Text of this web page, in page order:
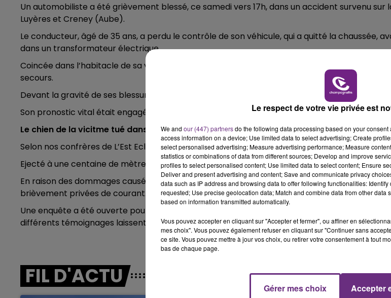
6h00 - 10h00
LA FAMILLE
10h00 - 14h00
Un automobiliste a été grièvement blessé, ce samedi vers 17h, dans un accident survenu sur
Luyères et Creney (Aube).
Le conducteur, âgé de 35 ans, a perdu le contrôle de son véhicule, qui a quitté la chaussée,
dans un transformateur électrique.
Coincée dans l’habitacle de sa voiture, la victime a dû être désincarcérée avant d’être prise
secours.
Devant la gravité de ses blessures, la décision a été prise de l’héliporter au CHU de Reims.
Son pronostic vital était engagé.
Le chien de la vicitme tué dans l'accident
Selon nos confrères de L’Est Eclair, le chien de l’automobiliste se trouvait également à bord.
Ejecté à une centaine de mètres du lieu de l’accident, l’animal a été tué sur le coup.
En raison des dommages causés au transformateur électrique, les communes de Luyères
brièvement privées de courant.
Une enquête a été ouverte pour déterminer les causes de l’accident mais les premières
différents témoignages laissent penser que l’automobiliste roulait à vive allure.
FIL D'ACTU
LE TICKET DE CAISSE
14h00 - 15h00
La Radio Pop
Le respect de votre vie privée est
We and our (447) partnersdo the following data processing based on your
access information on a device; Use limited data to select advertising; Create
select personalised advertising; Measure advertising performance; Measure
statistics or combinations of data from different sources; Develop and improve
profiles to select personalised content; Use limited data to select content; Ensure
Deliver and present advertising and content; Save and communicate privacy
data such as IP address and browsing data to offer following functionalities:
requested; Use precise geolocation data; Match and combine data from other data
based on information transmitted automatically.
Vous pouvez accepter en cliquant sur "Accepter et fermer", ou affiner en
mes choix". Vous pouvez également refuser en cliquant sur "Continuer sans
ce site. Vous pouvez mettre à jour vos choix, ou retirer votre consentement à tout
bas de chaque page.
Gérer mes choix Accepter